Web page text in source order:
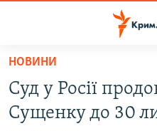
Перейти
основного
матеріалу
Перейти
ВОДА.КРИМ
ВІДЕО ТА ФОТО
НОВИНИ
Суд у Росії
Сущенку до 30